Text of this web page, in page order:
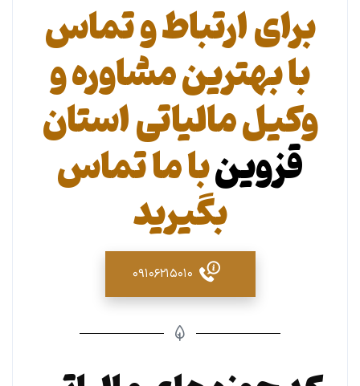
برای ارتباط و تماس
با بهترین مشاوره و
وکیل مالیاتی استان
قزوینبا ما تماس
بگیرید
۰۹۱۰۶۲۱۵۰۱۰